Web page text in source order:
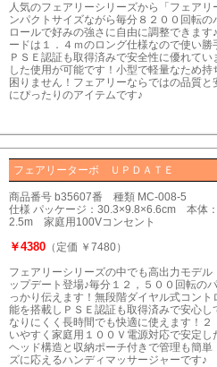
人気のフェアリーシリーズから「フェア
ンパクトサイズながら毎分８２００回転
ロールで好みの強さに自由に調整できま
ードは１．４ｍのロング仕様なので使い
ＰＳＥ認証も取得済みで安全性に優れて
した使用が可能です！小型で軽量なため
困りません！フェアリーならではの品質
にぴったりのアイテムです♪
フェアリーターボ ＵＰＤＡＴＥ
商品番号 b35607番 種類 MC-008-5
仕様 パッケージ：30.3×9.8×6.6cm 本体
2.5m 家庭用100Vコンセント
￥4380 （定価 ￥7480）
フェアリーシリーズの中でも高出力モデ
ップデート登場♪毎分１２，５００回転の
っかり伝えます！無段階ダイヤル式コン
能を搭載しＰＳＥ認証も取得済みで安心
なりにくく長時間でも快適に使えます！
いやすく家庭用１００Ｖ電源対応で安定
ヘッド構造と収納ポーチ付きで管理も簡
ズに応えるハンディマッサージャーです♪